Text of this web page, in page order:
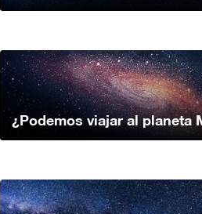
¿Podemos viajar al planeta